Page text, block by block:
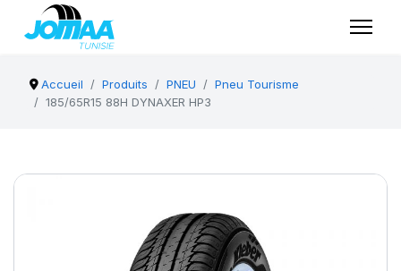
Accueil Produits PNEU
Pneu Tourisme
185/65R15 88H DYNAXER HP3